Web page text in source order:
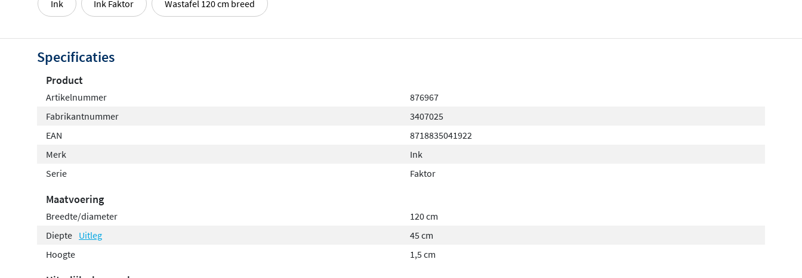
Ink Ink Faktor Wastafel 120 cm breed
Specificaties
Product
Artikelnummer
876967
Fabrikantnummer
3407025
EAN
8718835041922
Merk
Ink
Serie
Faktor
Maatvoering
Breedte/diameter
120 cm
Diepte Uitleg
45 cm
Hoogte
1,5 cm